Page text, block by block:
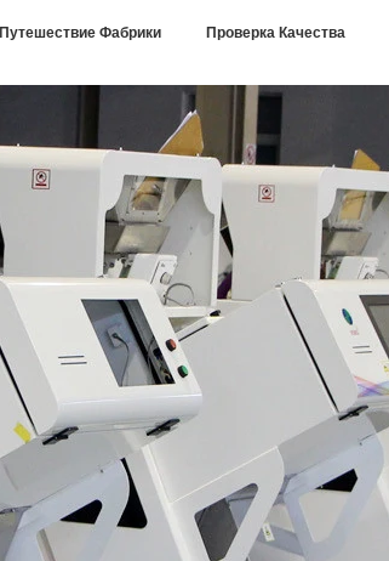
Путешествие Фабрики Проверка Качества